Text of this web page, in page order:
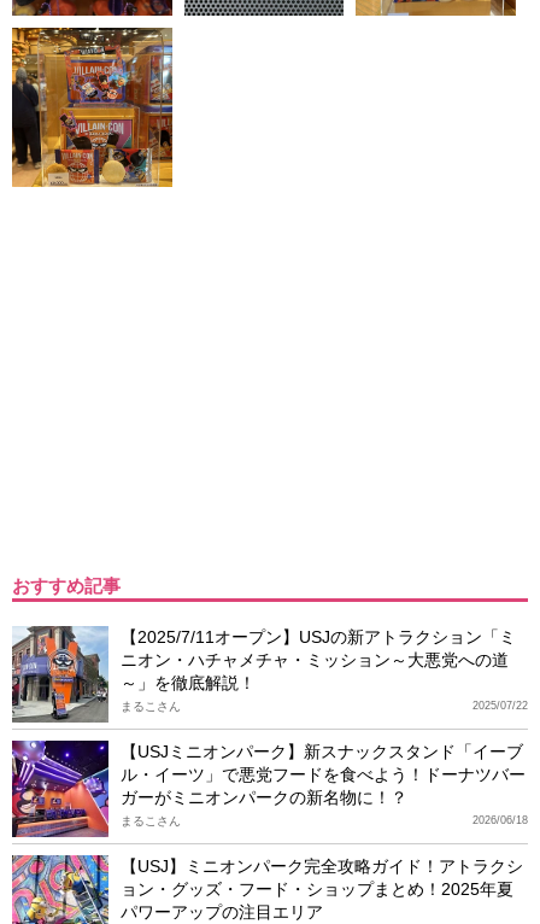
おすすめ記事
【2025/7/11オープン】USJの新アトラクション「ミ
ニオン・ハチャメチャ・ミッション～大悪党への道
～」を徹底解説！
2025/07/22
まるこさん
【USJミニオンパーク】新スナックスタンド「イーブ
ル・イーツ」で悪党フードを食べよう！ドーナツバー
ガーがミニオンパークの新名物に！？
2026/06/18
まるこさん
【USJ】ミニオンパーク完全攻略ガイド！アトラクシ
ョン・グッズ・フード・ショップまとめ！2025年夏
パワーアップの注目エリア